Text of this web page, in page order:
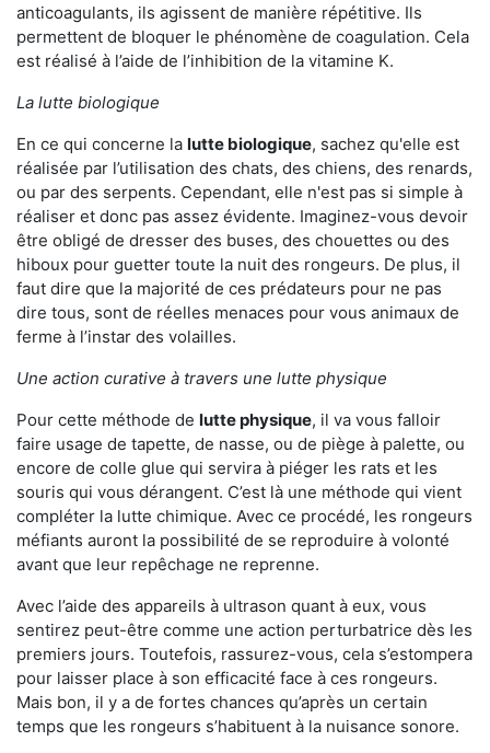
anticoagulants, ils agissent de manière répétitive. Ils
permettent de bloquer le phénomène de coagulation. Cela
est réalisé à l’aide de l’inhibition de la vitamine K.
La lutte biologique
En ce qui concerne la lutte biologique, sachez qu'elle est
réalisée par l’utilisation des chats, des chiens, des renards,
ou par des serpents. Cependant, elle n'est pas si simple à
réaliser et donc pas assez évidente. Imaginez-vous devoir
être obligé de dresser des buses, des chouettes ou des
hiboux pour guetter toute la nuit des rongeurs. De plus, il
faut dire que la majorité de ces prédateurs pour ne pas
dire tous, sont de réelles menaces pour vous animaux de
ferme à l’instar des volailles.
Une action curative à travers une lutte physique
Pour cette méthode de lutte physique, il va vous falloir
faire usage de tapette, de nasse, ou de piège à palette, ou
encore de colle glue qui servira à piéger les rats et les
souris qui vous dérangent. C’est là une méthode qui vient
compléter la lutte chimique. Avec ce procédé, les rongeurs
méfiants auront la possibilité de se reproduire à volonté
avant que leur repêchage ne reprenne.
Avec l’aide des appareils à ultrason quant à eux, vous
sentirez peut-être comme une action perturbatrice dès les
premiers jours. Toutefois, rassurez-vous, cela s’estompera
pour laisser place à son efficacité face à ces rongeurs.
Mais bon, il y a de fortes chances qu’après un certain
temps que les rongeurs s’habituent à la nuisance sonore.